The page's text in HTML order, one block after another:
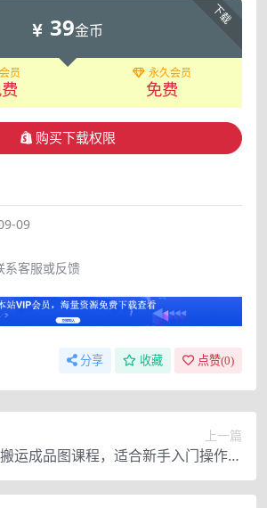
下载
39金币
会员 永久会员
免费
购买下载权限
09
系客服或反馈
分享 收藏 点赞(0)
上一篇
运成品图课程，适合新手入门操作的
项目